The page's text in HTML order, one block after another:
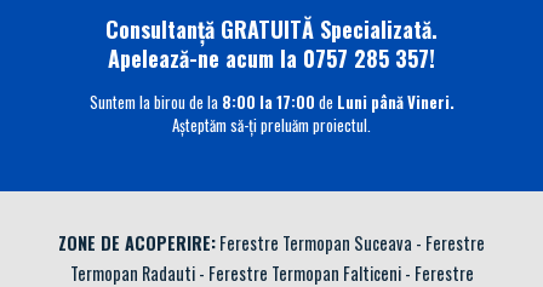
Consultanță GRATUITĂ Specializată.
Apelează-ne acum la 0757 285 357!
Suntem la birou de la8:00 la 17:00 de Luni până Vineri.
Așteptăm să-ți preluăm proiectul.
ZONE DE ACOPERIRE:Ferestre Termopan Suceava - Ferestre
Termopan Radauti- Ferestre Termopan Falticeni- Ferestre